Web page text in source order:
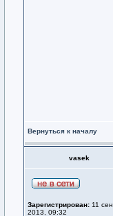
Вернуться к началу
vasek
Зарегистрирован: 11 сен
2013, 09:32